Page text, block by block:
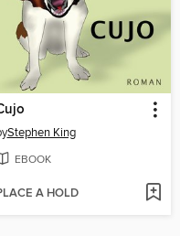
Stephen King
EBOOK
A HOLD